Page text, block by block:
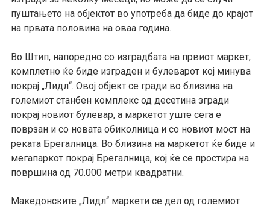
пуштањето на објектот во употреба да биде до крајот
на првата половина на оваа година.
Во Штип, напоредно со изградбата на првиот маркет,
комплетно ќе биде изграден и булеварот кој минува
покрај „Лидл“. Овој објект се гради во близина на
големиот станбен комплексод десетина згради
покрај новиот булевар, а маркетот уште сега е
поврзан и со новата обиколница и со новиот мост на
реката Брегалница. Во близина на маркетот ќе биде и
мегапаркот покрај Брегалница, кој ќе се простира на
површина од 70.000 метри квадратни.
Македонските „Лидл“ маркети се дел од големиот